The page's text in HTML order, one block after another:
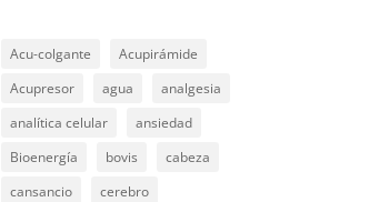
Acu-colgante
Acupirámide
Acupresor
agua
analgesia
analítica celular
ansiedad
Bioenergía
bovis
cabeza
cansancio
cerebro